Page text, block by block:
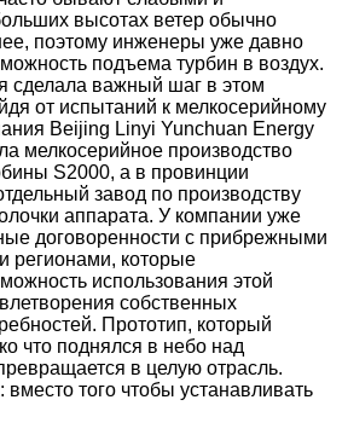
высотах ветер обычно
поэтому инженеры уже давно
подъема турбин в воздух.
сделала важный шаг в этом
от испытаний к мелкосерийному
Beijing Linyi Yunchuan Energy
мелкосерийное производство
S2000, а в провинции
завод по производству
аппарата. У компании уже
договоренности с прибрежными
регионами, которые
использования этой
собственных
Прототип, который
что поднялся в небо над
в целую отрасль.
того чтобы устанавливать